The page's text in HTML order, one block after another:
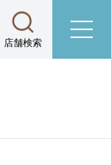
店舗検索